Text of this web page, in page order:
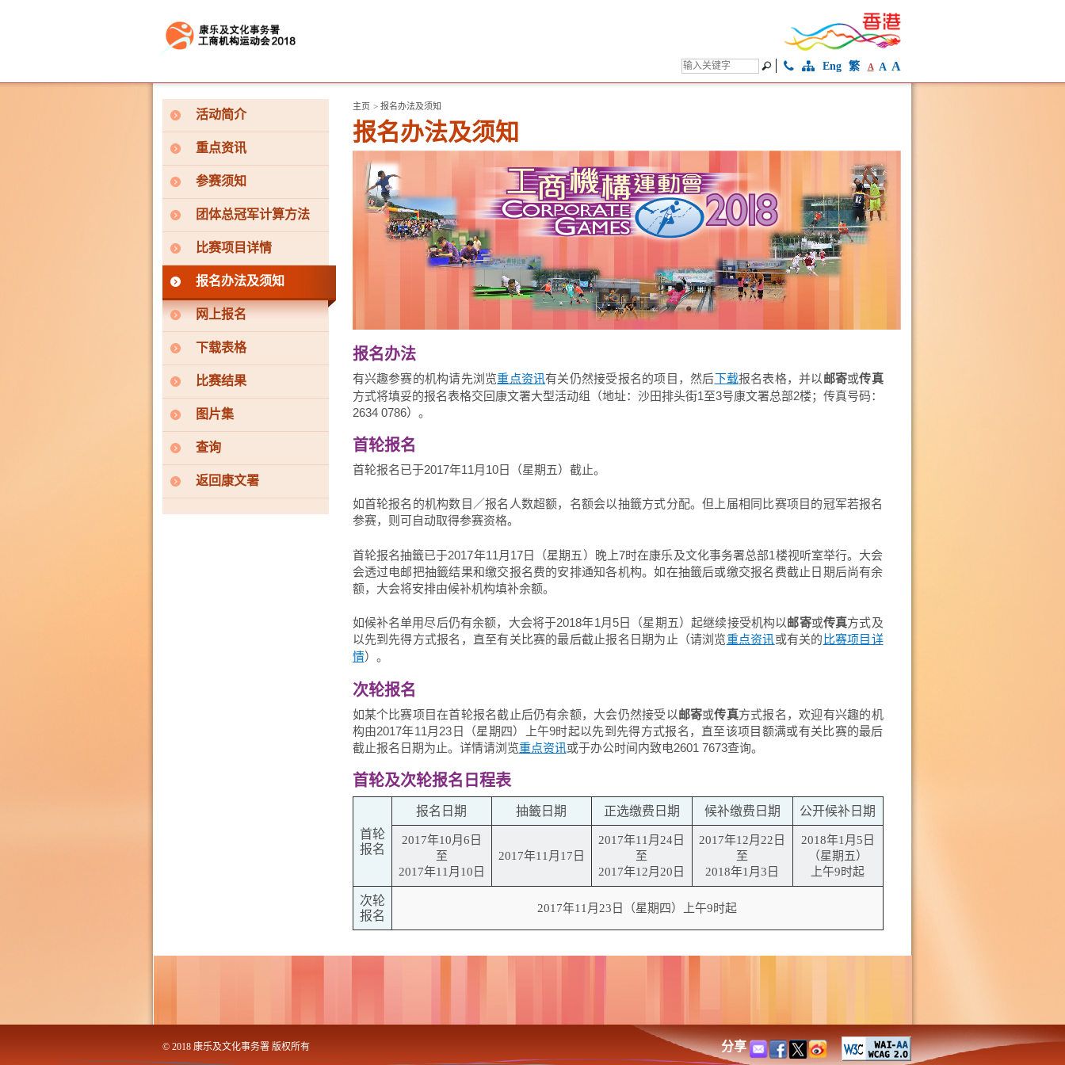
Eng 繁 A A A
按“Tab”进入菜单
活动简介
重点资讯
参赛须知
团体总冠军计算方法
比赛项目详情
报名办法及须知
网上报名
下载表格
比赛结果
图片集
查询
返回康文署
主页 > 报名办法及须知
报名办法及须知
报名办法
有兴趣参赛的机构请先浏览重点资讯有关仍然接受报名的项目，然后下载报名表格，并以 邮寄或传真
方式将填妥的报名表格交回康文署大型活动组（地址：沙田排头街1至3号康文署总部2楼；传真号码：
2634 0786）。
首轮报名
首轮报名已于2017年11月10日（星期五）截止。
如首轮报名的机构数目／报名人数超额，名额会以抽籤方式分配。但上届相同比赛项目的冠军若报名
参赛，则可自动取得参赛资格。
首轮报名抽籤已于2017年11月17日（星期五）晚上7时在康乐及文化事务署总部1楼视听室举行。大会
会透过电邮把抽籤结果和缴交报名费的安排通知各机构。如在抽籤后或缴交报名费截止日期后尚有余
额，大会将安排由候补机构填补余额。
如候补名单用尽后仍有余额，大会将于2018年1月5日（星期五）起继续接受机构以邮寄或传真方式及
以先到先得方式报名，直至有关比赛的最后截止报名日期为止（请浏览重点资讯或有关的 比赛项目详
情）。
次轮报名
如某个比赛项目在首轮报名截止后仍有余额，大会仍然接受以邮寄或传真方式报名，欢迎有兴趣的机
构由2017年11月23日（星期四）上午9时起以先到先得方式报名，直至该项目额满或有关比赛的最后
截止报名日期为止。详情请浏览重点资讯或于办公时间内致电2601 7673查询。
首轮及次轮报名日程表
首轮
报名
报名日期 抽籤日期 正选缴费日期 候补缴费日期 公开候补日期
2017年10月6日
至
2017年11月10日
2017年11月17日
2017年11月24日
至
2017年12月20日
2017年12月22日
至
2018年1月3日
2018年1月5日
（星期五）
上午9时起
次轮
报名
2017年11月23日（星期四）上午9时起
© 2018 康乐及文化事务署 版权所有 分享